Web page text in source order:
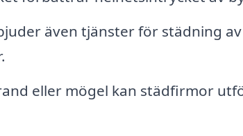
även tjänster för städning
eller mögel kan städfirmor